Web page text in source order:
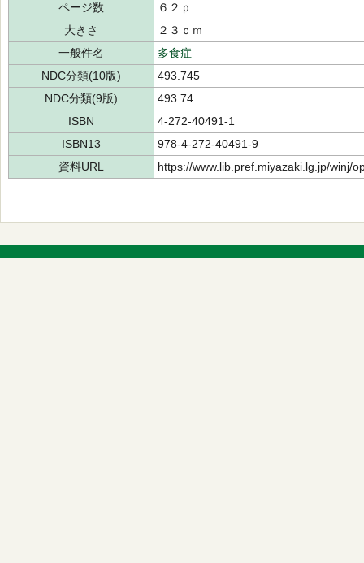
ページ数
６２ｐ
大きさ
２３ｃｍ
一般件名
多食症
NDC分類(10版)
493.745
NDC分類(9版)
493.74
ISBN
4-272-40491-1
ISBN13
978-4-272-40491-9
資料URL
https://www.lib.pref.miyazaki.lg.jp/winj/